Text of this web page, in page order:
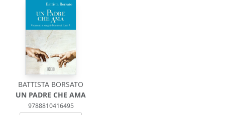
BATTISTA BORSATO
UN PADRE CHE AMA
9788810416495